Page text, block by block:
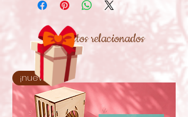
Productos relacionados
¡nuevo!